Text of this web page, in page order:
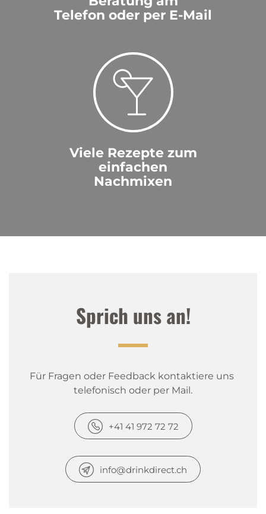
Telefon oder per E-Mail
Viele Rezepte zum
einfachen
Nachmixen
Sprich uns an!
Für Fragen oder Feedback kontaktiere uns
telefonisch oder per Mail.
+41 41 972 72 72
info@drinkdirect.ch